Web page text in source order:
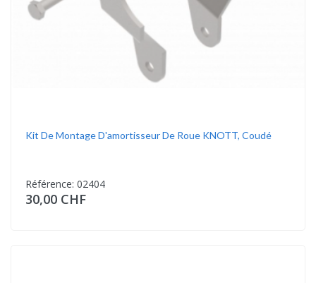
Kit De Montage D'amortisseur De Roue KNOTT, Coudé
Référence: 02404
30,00 CHF